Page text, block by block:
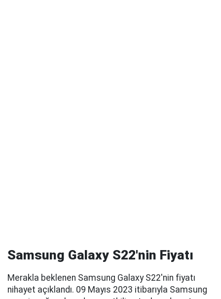
Samsung Galaxy S22'nin Fiyatı
Merakla beklenen Samsung Galaxy S22'nin fiyatı
nihayet açıklandı. 09 Mayıs 2023 itibarıyla Samsung